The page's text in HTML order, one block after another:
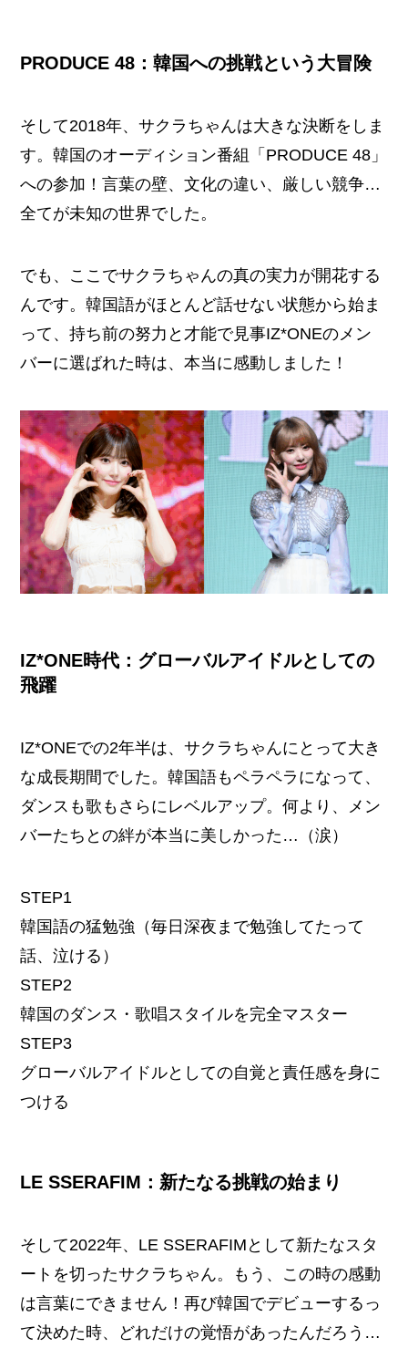
PRODUCE 48：韓国への挑戦という大冒険
そして2018年、サクラちゃんは大きな決断をしま
す。韓国のオーディション番組「PRODUCE 48」
への参加！言葉の壁、文化の違い、厳しい競争…
全てが未知の世界でした。
でも、ここでサクラちゃんの真の実力が開花する
んです。韓国語がほとんど話せない状態から始ま
って、持ち前の努力と才能で見事IZ*ONEのメン
バーに選ばれた時は、本当に感動しました！
IZ*ONE時代：グローバルアイドルとしての
飛躍
IZ*ONEでの2年半は、サクラちゃんにとって大き
な成長期間でした。韓国語もペラペラになって、
ダンスも歌もさらにレベルアップ。何より、メン
バーたちとの絆が本当に美しかった…（涙）
STEP1
韓国語の猛勉強（毎日深夜まで勉強してたって
話、泣ける）
STEP2
韓国のダンス・歌唱スタイルを完全マスター
STEP3
グローバルアイドルとしての自覚と責任感を身に
つける
LE SSERAFIM：新たなる挑戦の始まり
そして2022年、LE SSERAFIMとして新たなスタ
ートを切ったサクラちゃん。もう、この時の感動
は言葉にできません！再び韓国でデビューするっ
て決めた時、どれだけの覚悟があったんだろう…